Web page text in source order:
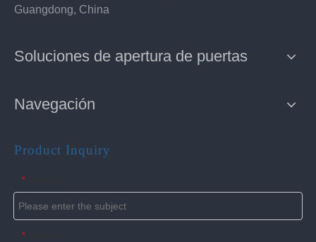
Guangdong, China
Soluciones de apertura de puertas
Navegación
Product Inquiry
*
*